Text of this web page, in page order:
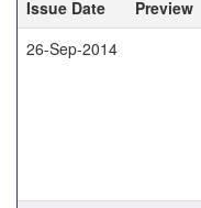
Issue Date
Preview
26-Sep-2014